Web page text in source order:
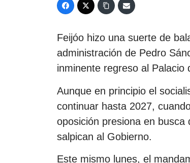
Feijóo hizo una suerte de
administración de Pedro
inminente regreso al Palacio
Aunque en principio el
continuar hasta 2027,
oposición presiona en
salpican al Gobierno.
Este mismo lunes, el